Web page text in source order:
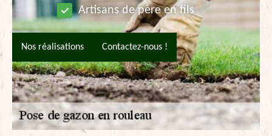
Artisans de père en fils
Nos réalisations Contactez-nous !